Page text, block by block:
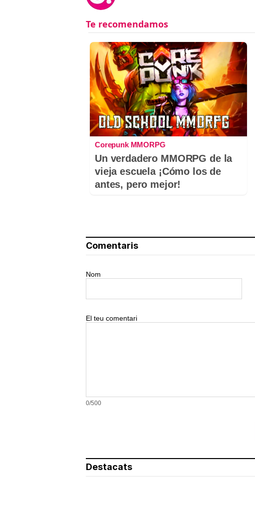
Corepunk MMORPG
Un verdadero MMORPG de la
vieja escuela ¡Cómo los de
antes, pero mejor!
Comentaris
Nom
El teu comentari
0/500
Destacats